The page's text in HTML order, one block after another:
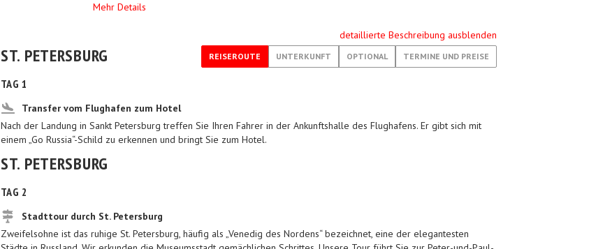
Mehr Details
detaillierte Beschreibung ausblenden
ST. PETERSBURG REISEROUTE UNTERKUNFT OPTIONAL TERMINE UND PREISE
TAG 1
Transfer vom Flughafen zum Hotel
Nach der Landung in Sankt Petersburg treffen Sie Ihren Fahrer in der Ankunftshalle des Flughafens. Er gibt sich mit
einem „Go Russia“-Schild zu erkennen und bringt Sie zum Hotel.
ST. PETERSBURG
TAG 2
Stadttour durch St. Petersburg
Zweifelsohne ist das ruhige St. Petersburg, häufig als „Venedig des Nordens“ bezeichnet, eine der elegantesten